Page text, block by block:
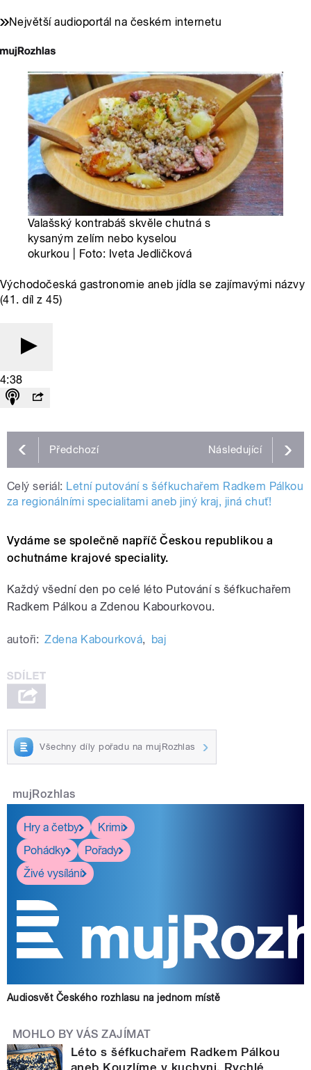
Největší audioportál na českém internetu
Valašský kontrabáš skvěle chutná s
kysaným zelím nebo kyselou
okurkou | Foto: Iveta Jedličková
Východočeská gastronomie aneb jídla se zajímavými názvy
(41. díl z 45)
4:38
Předchozí Následující
Celý seriál: Letní putování s šéfkuchařem Radkem Pálkou
za regionálními specialitami aneb jiný kraj, jiná chuť!
Vydáme se společně napříč Českou republikou a
ochutnáme krajové speciality.
Každý všední den po celé léto Putování s šéfkuchařem
Radkem Pálkou a Zdenou Kabourkovou.
autoři: Zdena Kabourková, baj
Všechny díly pořadu na mujRozhlas
mujRozhlas
Hry a četby
Krimi
Pohádky
Pořady
Živé vysílání
Audiosvět Českého rozhlasu na jednom místě
MOHLO BY VÁS ZAJÍMAT
Léto s šéfkuchařem Radkem Pálkou